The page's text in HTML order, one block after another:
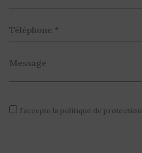
J’accepte la politique de